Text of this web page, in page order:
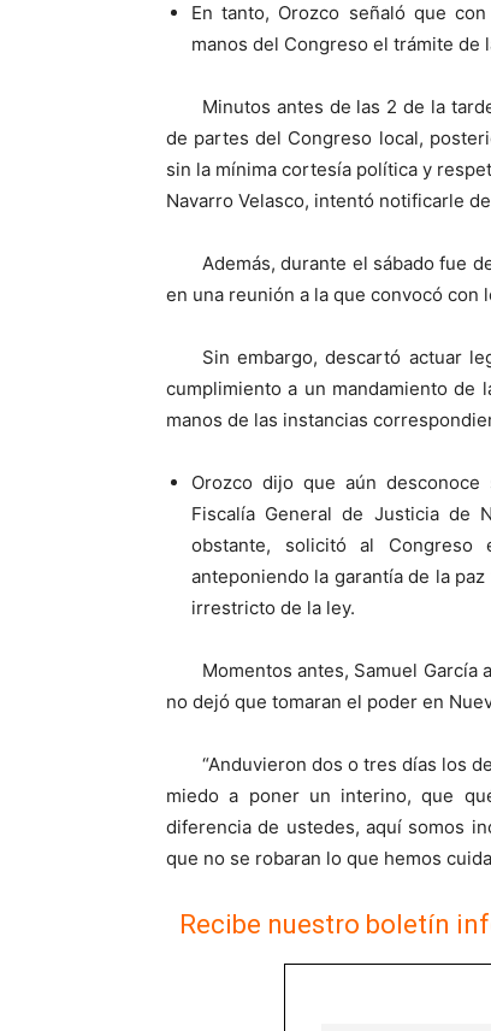
En tanto, Orozco señaló que
manos del Congreso el trámite de
Minutos antes de las 2 de la
de partes del Congreso local,
sin la mínima cortesía política y
Navarro Velasco, intentó notificarle
Además, durante el sábado fue
en una reunión a la que convocó con
Sin embargo, descartó actuar
cumplimiento a un mandamiento de
manos de las instancias
Orozco dijo que aún
Fiscalía General de Justicia de
obstante, solicitó al
anteponiendo la garantía de la
irrestricto de la ley.
Momentos antes, Samuel García
no dejó que tomaran el poder en
“Anduvieron dos o tres días los
miedo a poner un interino, que
diferencia de ustedes, aquí somos
que no se robaran lo que hemos
Recibe nuestro boletín